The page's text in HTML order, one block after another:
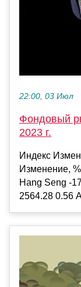
22:00, 03 Июл
Фондовый
2023 г.
Индекс
Изменение,
Hang Seng -
2564.28 0.56